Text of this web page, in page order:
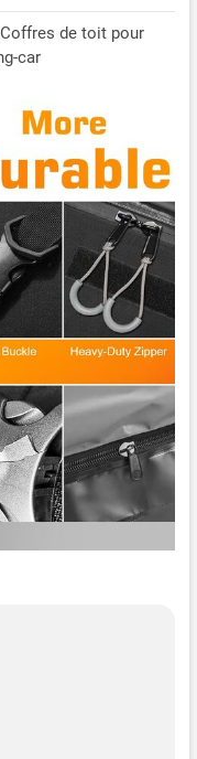
à vos messages
personnalisée
est notre
de toit pour
car